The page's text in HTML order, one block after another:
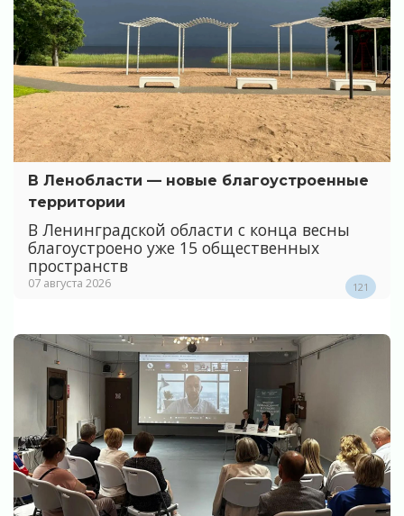
В Ленобласти — новые благоустроенные
территории
В Ленинградской области с конца весны
благоустроено уже 15 общественных
пространств
07 августа 2026 121